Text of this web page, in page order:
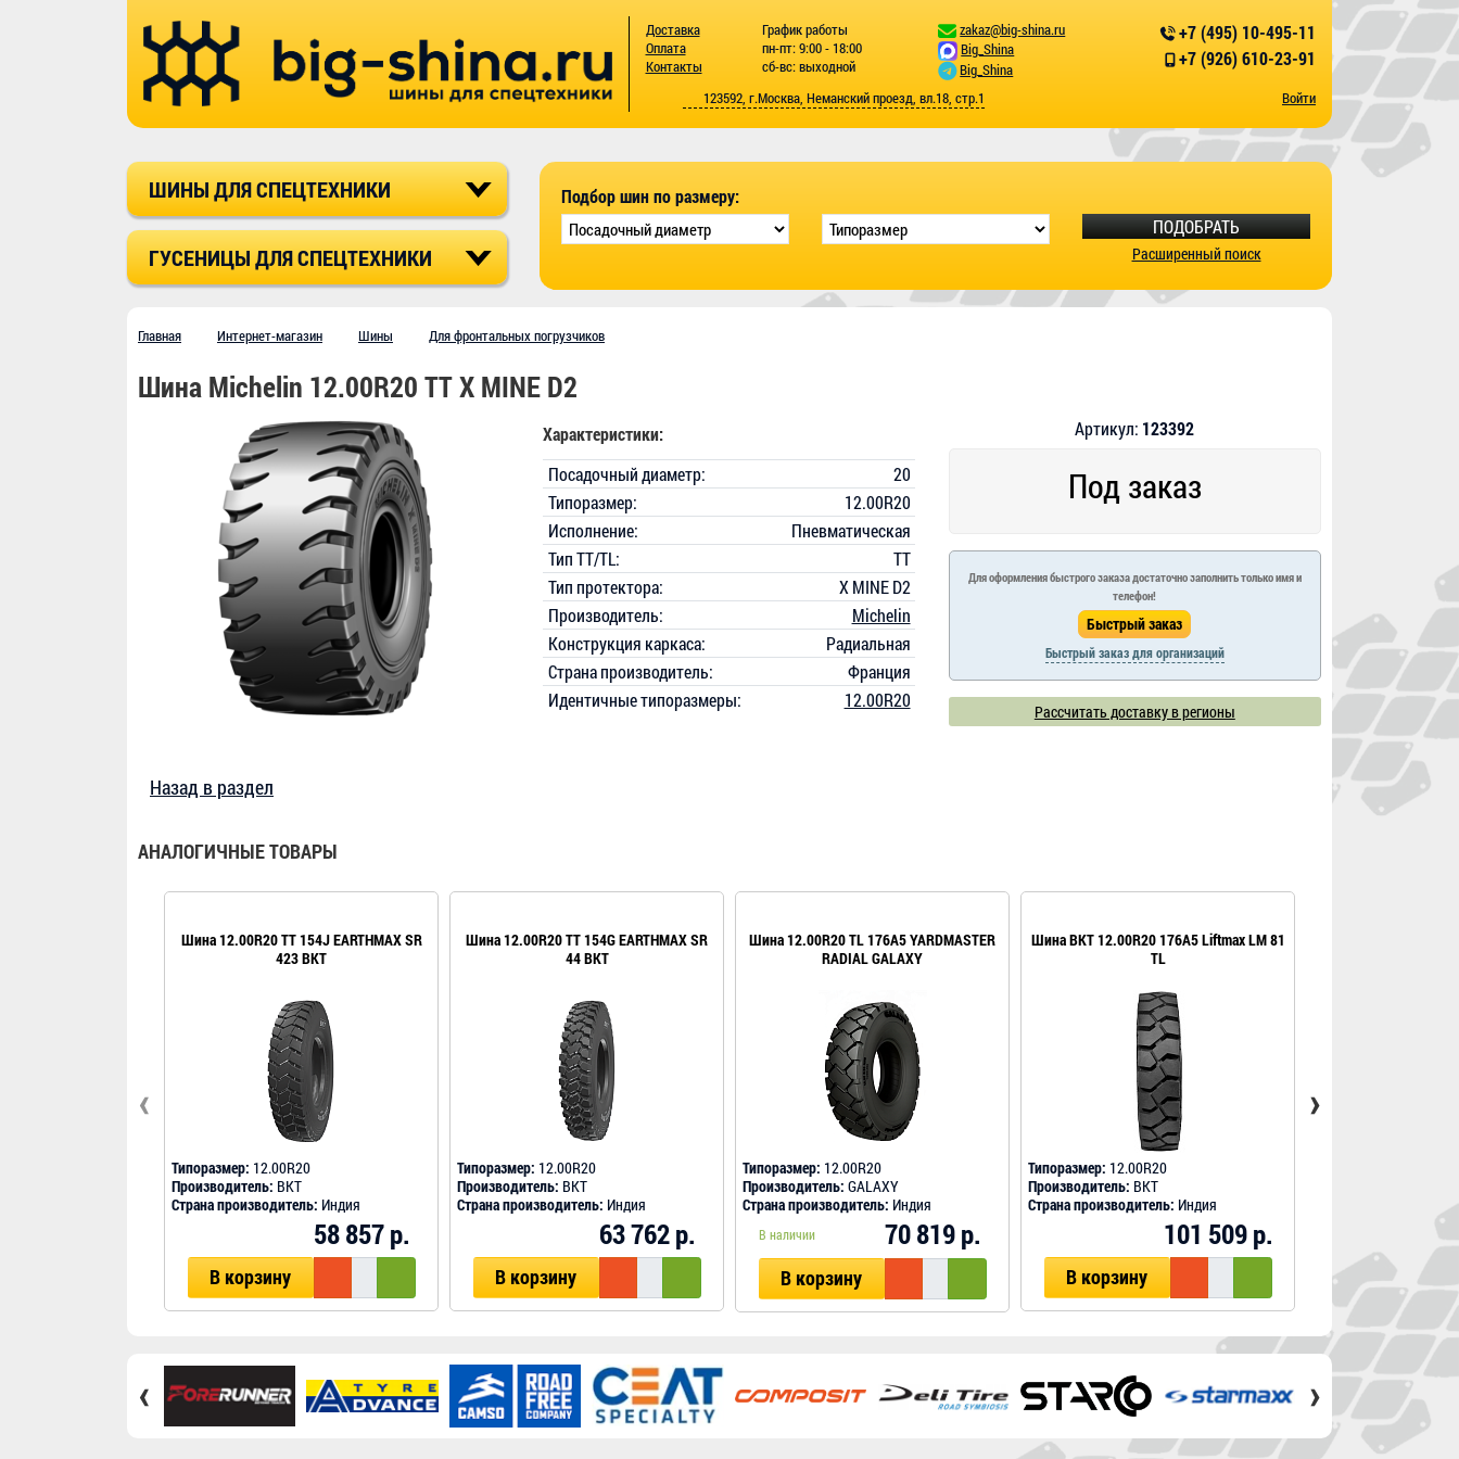
Доставка
Оплата
Контакты
График работы
пн-пт: 9:00 - 18:00
сб-вс: выходной
zakaz@big-shina.ru
Big_Shina
Big_Shina
+7 (495) 10-495-11
+7 (926) 610-23-91
123592, г.Москва, Неманский проезд, вл.18, стр.1 Войти
ШИНЫ ДЛЯ СПЕЦТЕХНИКИ
ГУСЕНИЦЫ ДЛЯ СПЕЦТЕХНИКИ
Подбор шин по размеру:
ПОДОБРАТЬ
Расширенный поиск
Главная Интернет-магазин Шины Для фронтальных погрузчиков
Шина Michelin 12.00R20 TT X MINE D2
Артикул: 123392
Под заказ
Для оформления быстрого заказа достаточно заполнить только имя и
телефон!
Быстрый заказ для организаций
Рассчитать доставку в регионы
Характеристики:
Посадочный диаметр:
20
Типоразмер:
12.00R20
Исполнение:
Пневматическая
Тип TT/TL:
TT
Тип протектора:
X MINE D2
Производитель:
Michelin
Конструкция каркаса:
Радиальная
Страна производитель:
Франция
Идентичные типоразмеры:
12.00R20
Назад в раздел
АНАЛОГИЧНЫЕ ТОВАРЫ
Шина 12.00R20 TT 154J EARTHMAX SR
423 BKT
Типоразмер: 12.00R20
Производитель: BKT
Страна производитель: Индия
58 857 р.
В корзину
Шина 12.00R20 TT 154G EARTHMAX SR
44 BKT
Типоразмер: 12.00R20
Производитель: BKT
Страна производитель: Индия
63 762 р.
В корзину
Шина 12.00R20 TL 176A5 YARDMASTER
RADIAL GALAXY
Типоразмер: 12.00R20
Производитель: GALAXY
Страна производитель: Индия
В наличии 70 819 р.
В корзину
Шина BKT 12.00R20 176A5 Liftmax LM 81
TL
Типоразмер: 12.00R20
Производитель: BKT
Страна производитель: Индия
101 509 р.
В корзину
Страна производитель:
В корзину
‹ ›
‹ ›